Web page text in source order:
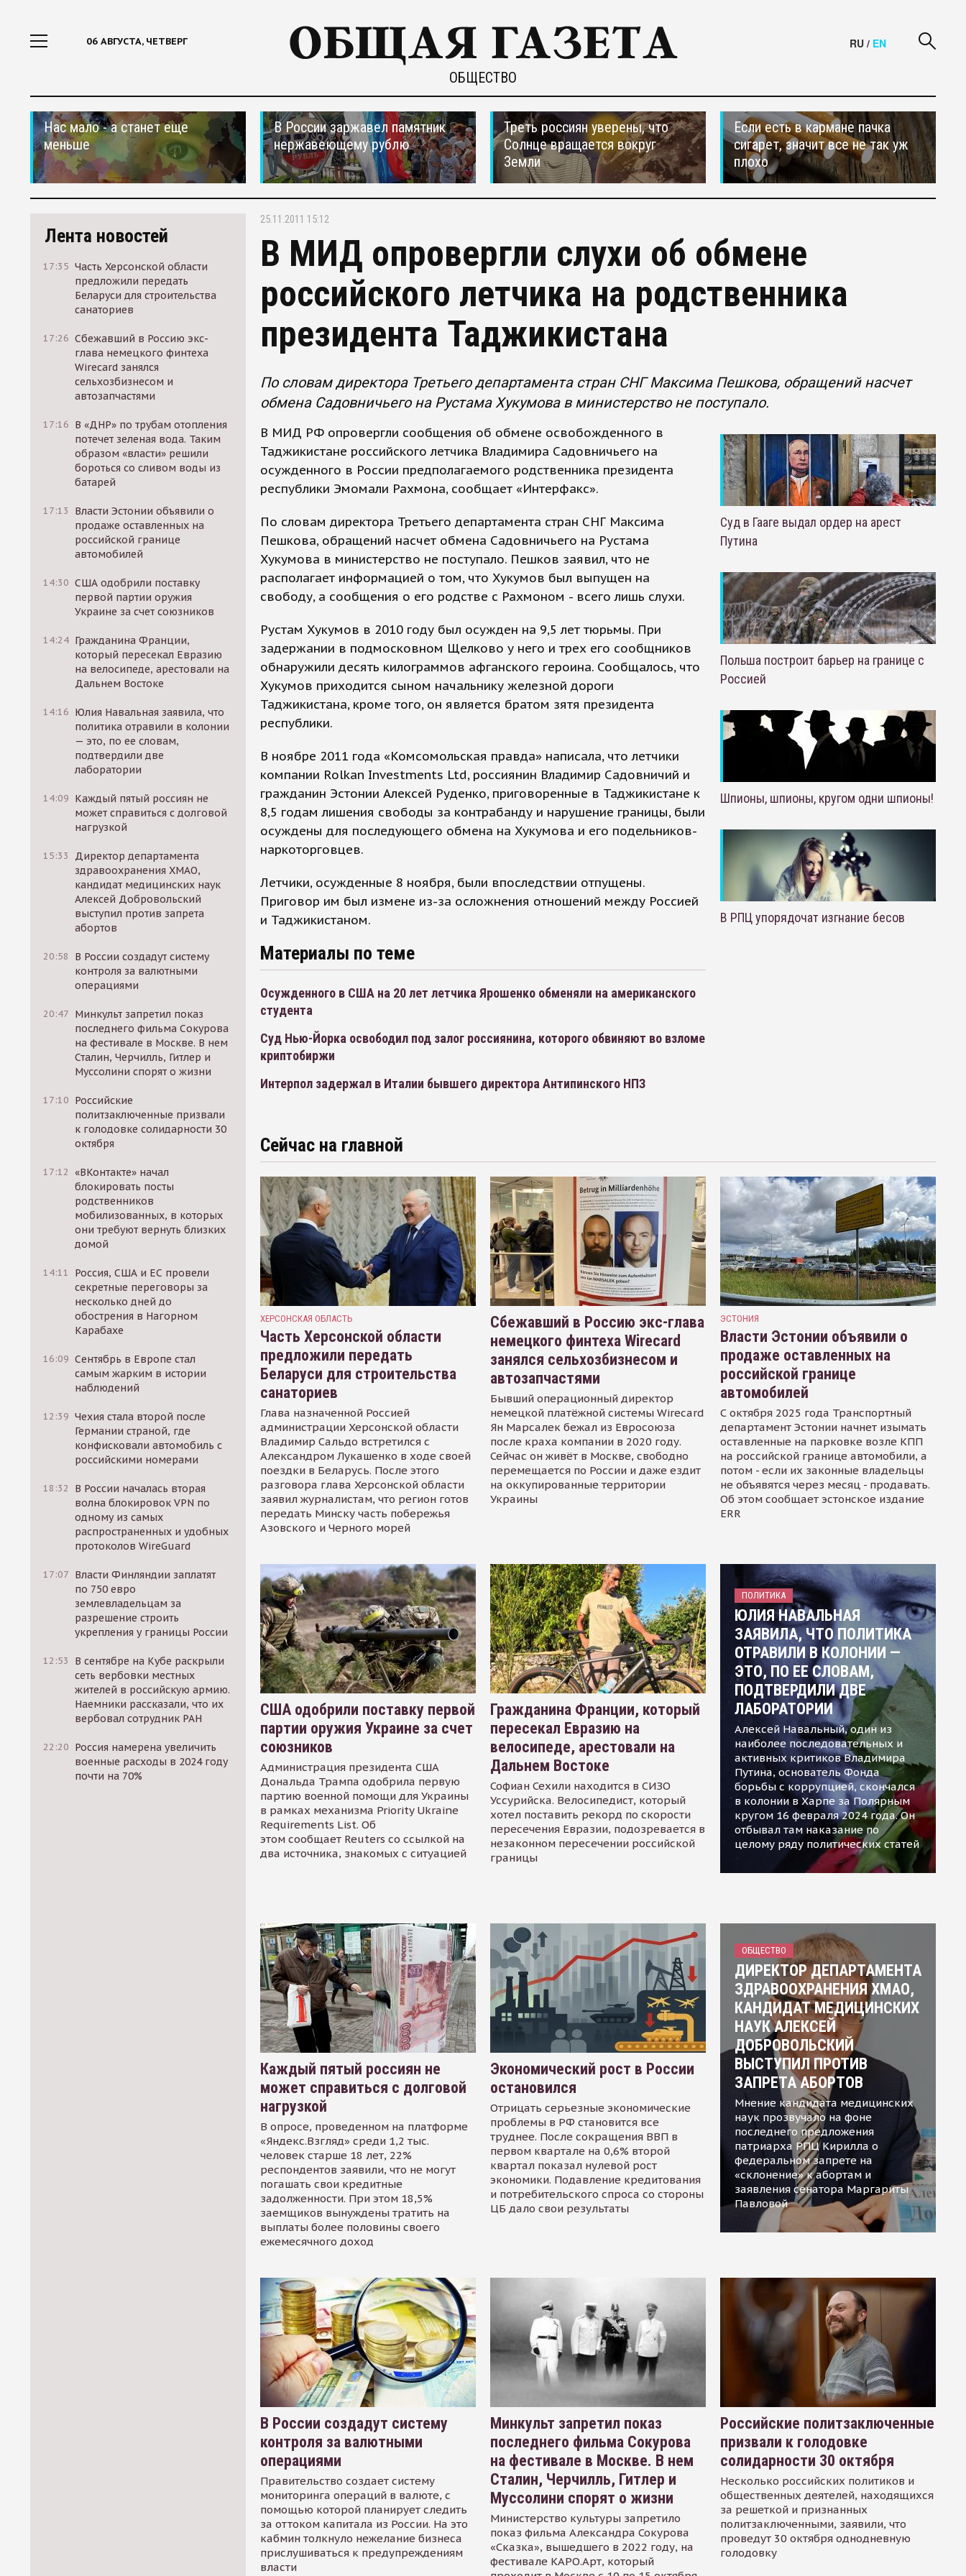
06 АВГУСТА, ЧЕТВЕРГ
ОБЩЕСТВО
RU / EN
Нас мало - а станет еще
меньше
В России заржавел памятник
нержавеющему рублю
Треть россиян уверены, что
Солнце вращается вокруг
Земли
Если есть в кармане пачка
сигарет, значит все не так уж
плохо
Лента новостей
17:35 Часть Херсонской области
предложили передать
Беларуси для строительства
санаториев
17:26 Сбежавший в Россию экс-
глава немецкого финтеха
Wirecard занялся
сельхозбизнесом и
автозапчастями
17:16 В «ДНР» по трубам отопления
потечет зеленая вода. Таким
образом «власти» решили
бороться со сливом воды из
батарей
17:13
Власти Эстонии объявили о
продаже оставленных на
российской границе
автомобилей
14:30 США одобрили поставку
первой партии оружия
Украине за счет союзников
14:24 Гражданина Франции,
который пересекал Евразию
на велосипеде, арестовали на
Дальнем Востоке
14:16 Юлия Навальная заявила, что
политика отравили в колонии
— это, по ее словам,
подтвердили две
лаборатории
14:09 Каждый пятый россиян не
может справиться с долговой
нагрузкой
15:33
Директор департамента
здравоохранения ХМАО,
кандидат медицинских наук
Алексей Добровольский
выступил против запрета
абортов
20:58
В России создадут систему
контроля за валютными
операциями
20:47 Минкульт запретил показ
последнего фильма Сокурова
на фестивале в Москве. В нем
Сталин, Черчилль, Гитлер и
Муссолини спорят о жизни
17:10 Российские
политзаключенные призвали
к голодовке солидарности 30
октября
17:12 «ВКонтакте» начал
блокировать посты
родственников
мобилизованных, в которых
они требуют вернуть близких
домой
14:11
Россия, США и ЕС провели
секретные переговоры за
несколько дней до
обострения в Нагорном
Карабахе
16:09 Сентябрь в Европе стал
самым жарким в истории
наблюдений
12:39 Чехия стала второй после
Германии страной, где
конфисковали автомобиль с
российскими номерами
18:32
В России началась вторая
волна блокировок VPN по
одному из самых
распространенных и удобных
протоколов WireGuard
17:07 Власти Финляндии заплатят
по 750 евро
землевладельцам за
разрешение строить
укрепления у границы России
12:53
В сентябре на Кубе раскрыли
сеть вербовки местных
жителей в российскую армию.
Наемники рассказали, что их
вербовал сотрудник РАН
22:20 Россия намерена увеличить
военные расходы в 2024 году
почти на 70%
25.11.2011 15:12
В МИД опровергли слухи об обмене
российского летчика на родственника
президента Таджикистана
По словам директора Третьего департамента стран СНГ Максима Пешкова, обращений насчет
обмена Садовничьего на Рустама Хукумова в министерство не поступало.
В МИД РФ опровергли сообщения об обмене освобожденного в
Таджикистане российского летчика Владимира Садовничьего на
осужденного в России предполагаемого родственника президента
республики Эмомали Рахмона, сообщает «Интерфакс».
По словам директора Третьего департамента стран СНГ Максима
Пешкова, обращений насчет обмена Садовничьего на Рустама
Хукумова в министерство не поступало. Пешков заявил, что не
располагает информацией о том, что Хукумов был выпущен на
свободу, а сообщения о его родстве с Рахмоном - всего лишь слухи.
Рустам Хукумов в 2010 году был осужден на 9,5 лет тюрьмы. При
задержании в подмосковном Щелково у него и трех его сообщников
обнаружили десять килограммов афганского героина. Сообщалось, что
Хукумов приходится сыном начальнику железной дороги
Таджикистана, кроме того, он является братом зятя президента
республики.
В ноябре 2011 года «Комсомольская правда» написала, что летчики
компании Rolkan Investments Ltd, россиянин Владимир Садовничий и
гражданин Эстонии Алексей Руденко, приговоренные в Таджикистане к
8,5 годам лишения свободы за контрабанду и нарушение границы, были
осуждены для последующего обмена на Хукумова и его подельников-
наркоторговцев.
Летчики, осужденные 8 ноября, были впоследствии отпущены.
Приговор им был измене из-за осложнения отношений между Россией
и Таджикистаном.
Материалы по теме
Осужденного в США на 20 лет летчика Ярошенко обменяли на американского
студента
Суд Нью-Йорка освободил под залог россиянина, которого обвиняют во взломе
криптобиржи
Интерпол задержал в Италии бывшего директора Антипинского НПЗ
Суд в Гааге выдал ордер на арест
Путина
Польша построит барьер на границе с
Россией
Шпионы, шпионы, кругом одни шпионы!
В РПЦ упорядочат изгнание бесов
Сейчас на главной
ХЕРСОНСКАЯ ОБЛАСТЬ
Часть Херсонской области
предложили передать
Беларуси для строительства
санаториев
Глава назначенной Россией
администрации Херсонской области
Владимир Сальдо встретился с
Александром Лукашенко в ходе своей
поездки в Беларусь. После этого
разговора глава Херсонской области
заявил журналистам, что регион готов
передать Минску часть побережья
Азовского и Черного морей
Сбежавший в Россию экс-глава
немецкого финтеха Wirecard
занялся сельхозбизнесом и
автозапчастями
Бывший операционный директор
немецкой платёжной системы Wirecard
Ян Марсалек бежал из Евросоюза
после краха компании в 2020 году.
Сейчас он живёт в Москве, свободно
перемещается по России и даже ездит
на оккупированные территории
Украины
ЭСТОНИЯ
Власти Эстонии объявили о
продаже оставленных на
российской границе
автомобилей
С октября 2025 года Транспортный
департамент Эстонии начнет изымать
оставленные на парковке возле КПП
на российской границе автомобили, а
потом - если их законные владельцы
не объявятся через месяц - продавать.
Об этом сообщает эстонское издание
ERR
США одобрили поставку первой
партии оружия Украине за счет
союзников
Администрация президента США
Дональда Трампа одобрила первую
партию военной помощи для Украины
в рамках механизма Priority Ukraine
Requirements List. Об
этом сообщает Reuters со ссылкой на
два источника, знакомых с ситуацией
Гражданина Франции, который
пересекал Евразию на
велосипеде, арестовали на
Дальнем Востоке
Софиан Сехили находится в СИЗО
Уссурийска. Велосипедист, который
хотел поставить рекорд по скорости
пересечения Евразии, подозревается в
незаконном пересечении российской
границы
ПОЛИТИКА
ЮЛИЯ НАВАЛЬНАЯ
ЗАЯВИЛА, ЧТО ПОЛИТИКА
ОТРАВИЛИ В КОЛОНИИ —
ЭТО, ПО ЕЕ СЛОВАМ,
ПОДТВЕРДИЛИ ДВЕ
ЛАБОРАТОРИИ
Алексей Навальный, один из
наиболее последовательных и
активных критиков Владимира
Путина, основатель Фонда
борьбы с коррупцией, скончался
в колонии в Харпе за Полярным
кругом 16 февраля 2024 года. Он
отбывал там наказание по
целому ряду политических статей
Каждый пятый россиян не
может справиться с долговой
нагрузкой
В опросе, проведенном на платформе
«Яндекс.Взгляд» среди 1,2 тыс.
человек старше 18 лет, 22%
респондентов заявили, что не могут
погашать свои кредитные
задолженности. При этом 18,5%
заемщиков вынуждены тратить на
выплаты более половины своего
ежемесячного доход
Экономический рост в России
остановился
Отрицать серьезные экономические
проблемы в РФ становится все
труднее. После сокращения ВВП в
первом квартале на 0,6% второй
квартал показал нулевой рост
экономики. Подавление кредитования
и потребительского спроса со стороны
ЦБ дало свои результаты
ОБЩЕСТВО
ДИРЕКТОР ДЕПАРТАМЕНТА
ЗДРАВООХРАНЕНИЯ ХМАО,
КАНДИДАТ МЕДИЦИНСКИХ
НАУК АЛЕКСЕЙ
ДОБРОВОЛЬСКИЙ
ВЫСТУПИЛ ПРОТИВ
ЗАПРЕТА АБОРТОВ
Мнение кандидата медицинских
наук прозвучало на фоне
последнего предложения
патриарха РПЦ Кирилла о
федеральном запрете на
«склонение» к абортам и
заявления сенатора Маргариты
Павловой
В России создадут систему
контроля за валютными
операциями
Правительство создает систему
мониторинга операций в валюте, с
помощью которой планирует следить
за оттоком капитала из России. На это
кабмин толкнуло нежелание бизнеса
прислушиваться к предупреждениям
власти
Минкульт запретил показ
последнего фильма Сокурова
на фестивале в Москве. В нем
Сталин, Черчилль, Гитлер и
Муссолини спорят о жизни
Министерство культуры запретило
показ фильма Александра Сокурова
«Сказка», вышедшего в 2022 году, на
фестивале КАРО.Арт, который
Российские политзаключенные
призвали к голодовке
солидарности 30 октября
Несколько российских политиков и
общественных деятелей, находящихся
за решеткой и признанных
политзаключенными, заявили, что
проведут 30 октября однодневную
голодовку